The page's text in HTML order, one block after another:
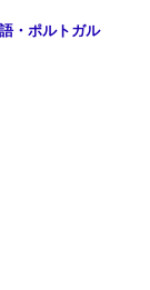
・ポルトガル